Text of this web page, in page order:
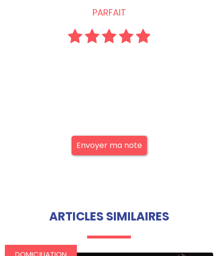
PARFAIT
Envoyer ma note
ARTICLES SIMILAIRES